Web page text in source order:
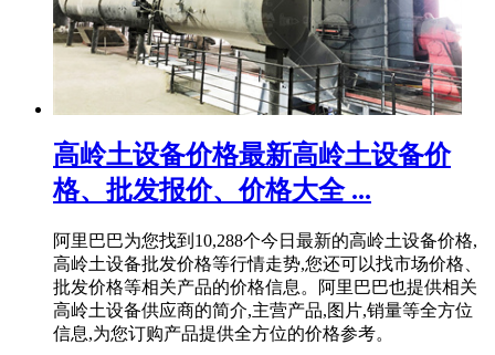
高岭土设备价格最新高岭土设备价
格、批发报价、价格大全 ...
阿里巴巴为您找到10,288个今日最新的高岭土设备价格,
高岭土设备批发价格等行情走势,您还可以找市场价格、
批发价格等相关产品的价格信息。阿里巴巴也提供相关
高岭土设备供应商的简介,主营产品,图片,销量等全方位
信息,为您订购产品提供全方位的价格参考。